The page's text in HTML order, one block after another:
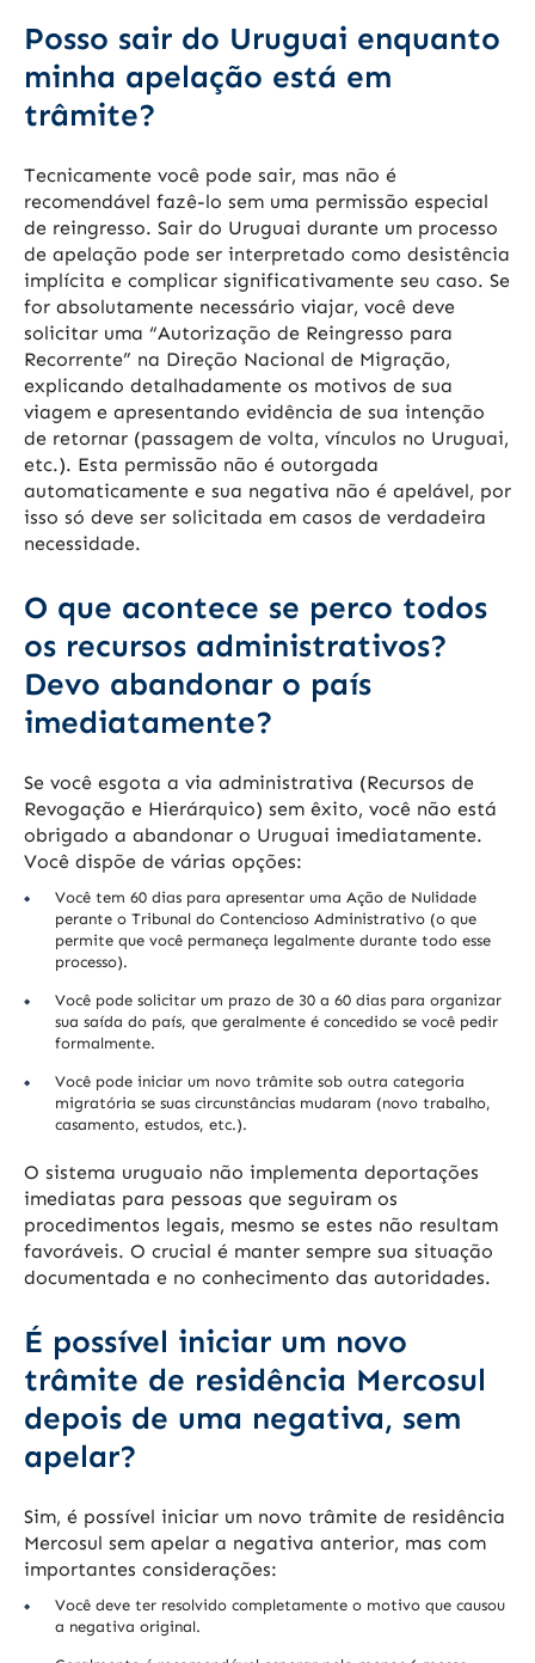
Posso sair do Uruguai enquanto
minha apelação está em
trâmite?
Tecnicamente você pode sair, mas não é
recomendável fazê-lo sem uma permissão especial
de reingresso. Sair do Uruguai durante um processo
de apelação pode ser interpretado como desistência
implícita e complicar significativamente seu caso. Se
for absolutamente necessário viajar, você deve
solicitar uma “Autorização de Reingresso para
Recorrente” na Direção Nacional de Migração,
explicando detalhadamente os motivos de sua
viagem e apresentando evidência de sua intenção
de retornar (passagem de volta, vínculos no Uruguai,
etc.). Esta permissão não é outorgada
automaticamente e sua negativa não é apelável, por
isso só deve ser solicitada em casos de verdadeira
necessidade.
O que acontece se perco todos
os recursos administrativos?
Devo abandonar o país
imediatamente?
Se você esgota a via administrativa (Recursos de
Revogação e Hierárquico) sem êxito, você não está
obrigado a abandonar o Uruguai imediatamente.
Você dispõe de várias opções:
Você tem 60 dias para apresentar uma Ação de Nulidade
perante o Tribunal do Contencioso Administrativo (o que
permite que você permaneça legalmente durante todo esse
processo).
Você pode solicitar um prazo de 30 a 60 dias para organizar
sua saída do país, que geralmente é concedido se você pedir
formalmente.
Você pode iniciar um novo trâmite sob outra categoria
migratória se suas circunstâncias mudaram (novo trabalho,
casamento, estudos, etc.).
O sistema uruguaio não implementa deportações
imediatas para pessoas que seguiram os
procedimentos legais, mesmo se estes não resultam
favoráveis. O crucial é manter sempre sua situação
documentada e no conhecimento das autoridades.
É possível iniciar um novo
trâmite de residência Mercosul
depois de uma negativa, sem
apelar?
Sim, é possível iniciar um novo trâmite de residência
Mercosul sem apelar a negativa anterior, mas com
importantes considerações:
Você deve ter resolvido completamente o motivo que causou
a negativa original.